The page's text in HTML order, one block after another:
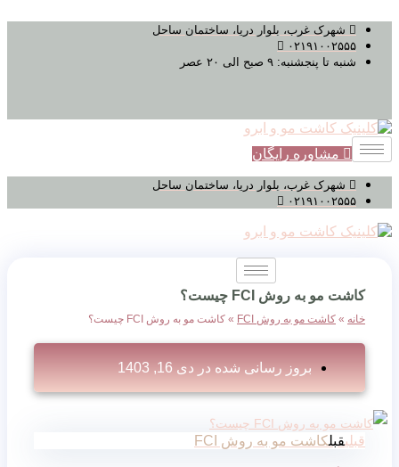
محتوا
شهرک غرب، بلوار دریا، ساختمان ساحل
۰۲۱۹۱۰۰۲۵۵۵
شنبه تا پنجشنبه: ۹ صبح الی ۲۰ عصر
مشاوره رایگان
شهرک غرب، بلوار دریا، ساختمان ساحل
۰۲۱۹۱۰۰۲۵۵۵
کاشت مو به روش FCI چیست؟
خانه » کاشت مو به روش FCI » کاشت مو به روش FCI چیست؟
بروز رسانی شده در دی 16, 1403
قبلیقبلکاشت مو به روش FCI